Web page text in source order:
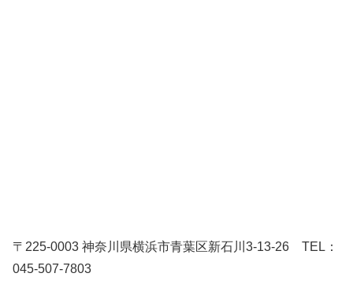
〒225-0003 神奈川県横浜市青葉区新石川3-13-26 TEL：
045-507-7803